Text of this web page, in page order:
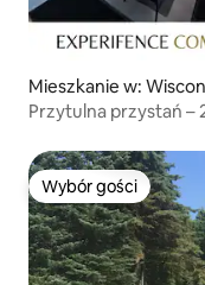
Mieszkanie w:
Przytulna przystań –
Wybór gości
Wybór gości